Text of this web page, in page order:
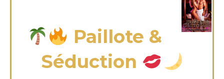
Paillote &
Séduction